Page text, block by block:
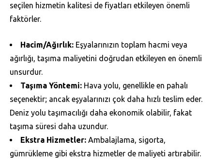
seçilen hizmetin kalitesi de fiyatları etkileyen önemli
faktörler.
Hacim/Ağırlık: Eşyalarınızın toplam hacmi veya
ağırlığı, taşıma maliyetini doğrudan etkileyen en önemli
unsurdur.
Taşıma Yöntemi: Hava yolu, genellikle en pahalı
seçenektir; ancak eşyalarınızı çok daha hızlı teslim eder.
Deniz yolu taşımacılığı daha ekonomik olabilir, fakat
taşıma süresi daha uzundur.
Ekstra Hizmetler: Ambalajlama, sigorta,
gümrükleme gibi ekstra hizmetler de maliyeti artırabilir.